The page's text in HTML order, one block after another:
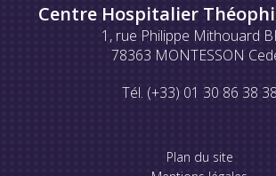
Centre Hospitalier
1, rue Philippe Mithouard
78363 MONTESSON
Tél. (+33) 01 30 86 38 38
Plan du site